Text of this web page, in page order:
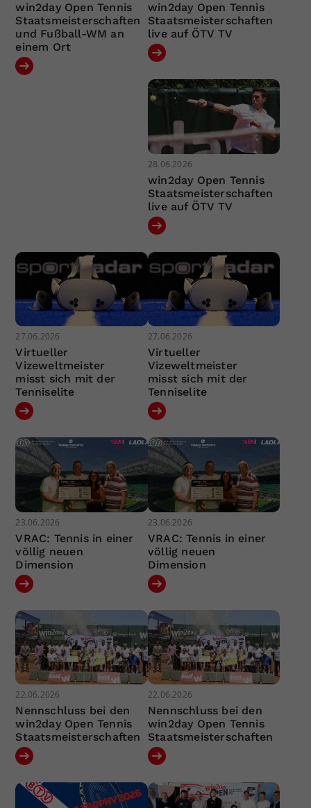
win2day Open Tennis
Staatsmeisterschaften
und Fußball-WM an
einem Ort
win2day Open Tennis
Staatsmeisterschaften
live auf ÖTV TV
28.06.2026
win2day Open Tennis
Staatsmeisterschaften
live auf ÖTV TV
27.06.2026
Virtueller
Vizeweltmeister
misst sich mit der
Tenniselite
27.06.2026
Virtueller
Vizeweltmeister
misst sich mit der
Tenniselite
23.06.2026
VRAC: Tennis in einer
völlig neuen
Dimension
23.06.2026
VRAC: Tennis in einer
völlig neuen
Dimension
22.06.2026
Nennschluss bei den
win2day Open Tennis
Staatsmeisterschaften
22.06.2026
Nennschluss bei den
win2day Open Tennis
Staatsmeisterschaften